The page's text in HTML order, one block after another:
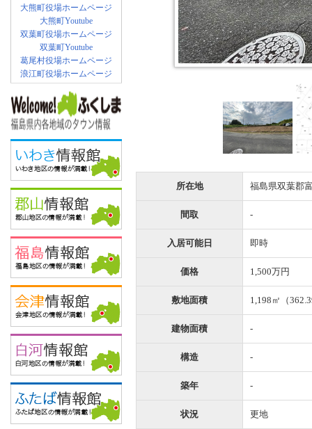
大熊町役場ホームページ
大熊町Youtube
双葉町役場ホームページ
双葉町Youtube
葛尾村役場ホームページ
浪江町役場ホームページ
所在地 福島県双葉郡
間取 -
入居可能日 即時
価格 1,500万円
敷地面積 1,198㎡（
建物面積 -
構造 -
築年 -
状況 更地